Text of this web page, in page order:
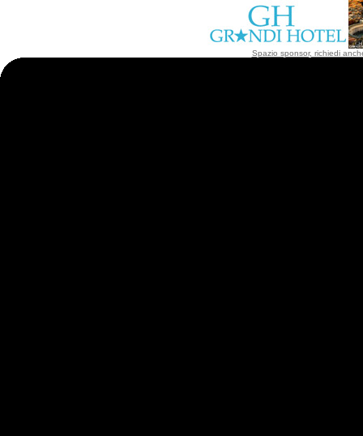
Spazio sponsor, richiedi